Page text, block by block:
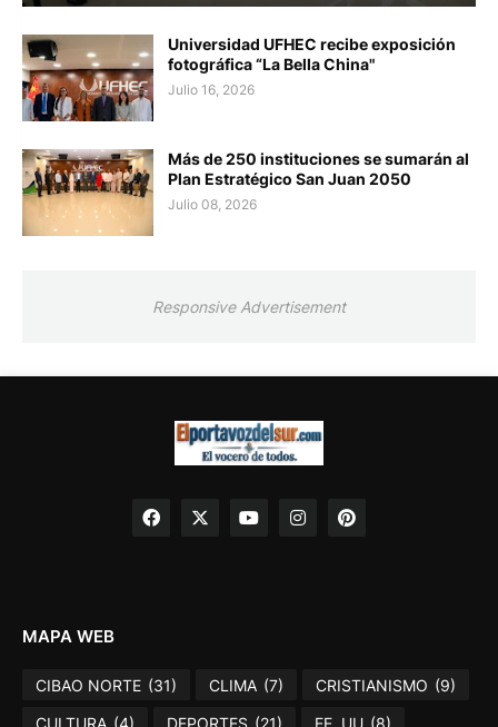
Universidad UFHEC recibe exposición
fotográfica “La Bella China"
Julio 16, 2026
Más de 250 instituciones se sumarán al
Plan Estratégico San Juan 2050
Julio 08, 2026
Responsive Advertisement
MAPA WEB
CIBAO NORTE (31) CLIMA (7) CRISTIANISMO (9)
CULTURA (4) DEPORTES (21) EE. UU (8)